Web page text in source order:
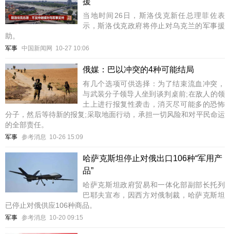
当地时间26日，斯洛伐克新任总理菲佐表
示，斯洛伐克政府将停止对乌克兰的军事援
助。
军事 中国新闻网 10-27 10:06
俄媒：巴以冲突的4种可能结局
有几个选项可供选择：为了结束流血冲突，
与武装分子领导人坐到谈判桌前;在敌人的领
土上进行报复性袭击，消灭尽可能多的恐怖
分子，然后等待新的报复;采取地面行动，承担一切风险和对平民命运
的全部责任。
军事 参考消息 10-26 15:09
哈萨克斯坦停止对俄出口106种“军用产
品”
哈萨克斯坦政府贸易和一体化部副部长托列
巴耶夫宣布，因西方对俄制裁，哈萨克斯坦
已停止对俄供应106种商品。
军事 参考消息 10-20 09:15